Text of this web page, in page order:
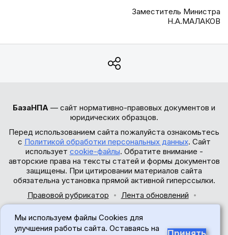
Заместитель Министра
Н.А.МАЛАКОВ
БазаНПА — сайт нормативно-правовых документов и
юридических образцов.
Перед использованием сайта пожалуйста ознакомьтесь
с Политикой обработки персональных данных. Сайт
использует cookie-файлы. Обратите внимание -
авторские права на тексты статей и формы документов
защищены. При цитировании материалов сайта
обязательна установка прямой активной гиперссылки.
Правовой рубрикатор
Лента обновлений
© 2017-2026
Мы используем файлы Cookies для
улучшения работы сайта. Оставаясь на